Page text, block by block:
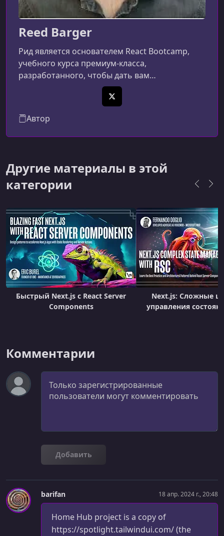
Reed Barger
Рид является основателем React Bootcamp,
учебного курса премиум-класса,
разработанного, чтобы дать вам
шестизначную карьеру в React. Его работы
были представлены на ведущих сайтах
Scrimba и React Status. На своих онлайн-курсах
Рид научил более 50 000 студентов повысить
X (Twitter)
Автор
Другие материалы в этой
категории
Быстрый Next.js с React Server
Components
Next.js: Сложные
управления
Комментарии
Комментарий
Добавить
barifan 18 апр. 2024 г., 20:48
Home Hub project is a copy of
https://spotlight.tailwindui.com/ (the